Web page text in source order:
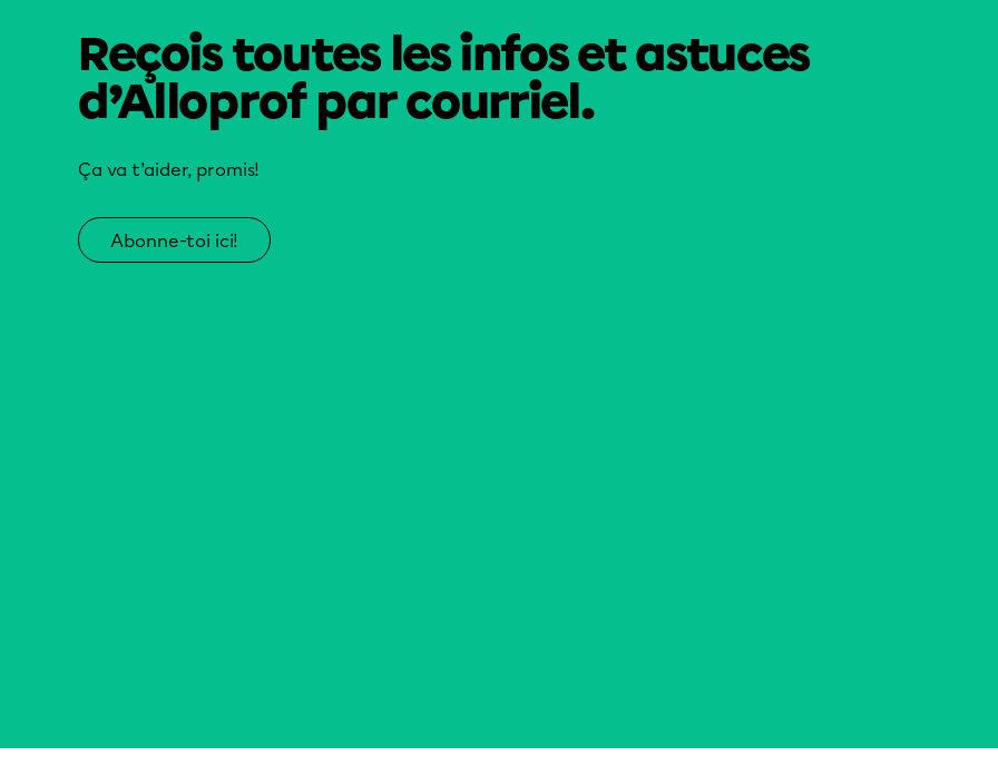
Reçois toutes les infos et astuces
d’Alloprof par courriel.
Ça va t’aider, promis!
Abonne-toi ici!